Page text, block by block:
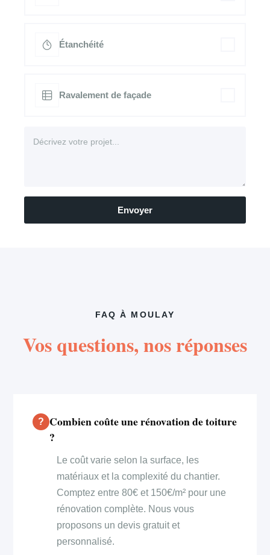
Étanchéité
Ravalement de façade
Envoyer
FAQ À MOULAY
Vos questions, nos réponses
Combien coûte une rénovation de toiture
?
Le coût varie selon la surface, les
matériaux et la complexité du chantier.
Comptez entre 80€ et 150€/m² pour une
rénovation complète. Nous vous
proposons un devis gratuit et
personnalisé.